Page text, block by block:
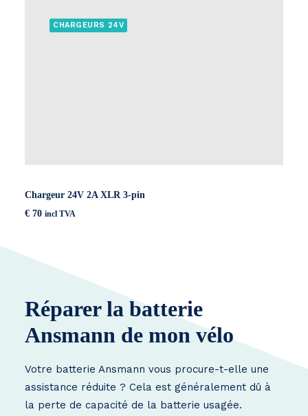
CHARGEURS 24V
Chargeur 24V 2A XLR 3-pin
€ 70 incl TVA
Réparer la batterie
Ansmann de mon vélo
Votre batterie Ansmann vous procure-t-elle une
assistance réduite ? Cela est généralement dû à
la perte de capacité de la batterie usagée.